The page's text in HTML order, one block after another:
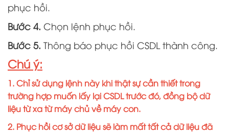
phục hồi.
Bước 4. Chọn lệnh phục hồi.
Bước 5. Thông báo phục hồi CSDL thành công.
Chú ý:
1. Chỉ sử dụng lệnh này khi thật sự cần thiết trong
trường hợp muốn lấy lại CSDL trước đó, đồng bộ dữ
liệu từ xa từ máy chủ về máy con.
2. Phục hồi cơ sở dữ liệu sẽ làm mất tất cả dữ liệu đã